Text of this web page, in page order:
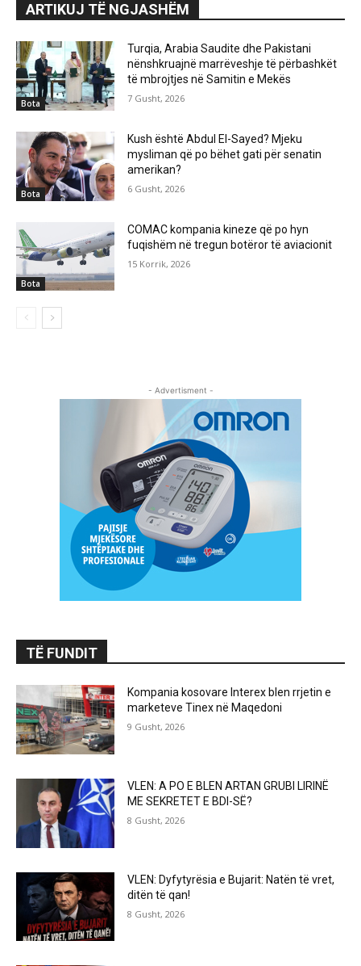
ARTIKUJ TË NGJASHËM
Bota
Turqia, Arabia Saudite dhe Pakistani
nënshkruajnë marrëveshje të përbashkët
të mbrojtjes në Samitin e Mekës
7 Gusht, 2026
Bota
Kush është Abdul El-Sayed? Mjeku
mysliman që po bëhet gati për senatin
amerikan?
6 Gusht, 2026
Bota
COMAC kompania kineze që po hyn
fuqishëm në tregun botëror të aviacionit
15 Korrik, 2026
- Advertisment -
TË FUNDIT
Kompania kosovare Interex blen rrjetin e
marketeve Tinex në Maqedoni
9 Gusht, 2026
VLEN: A PO E BLEN ARTAN GRUBI LIRINË
ME SEKRETET E BDI-SË?
8 Gusht, 2026
VLEN: Dyfytyrësia e Bujarit: Natën të vret,
ditën të qan!
8 Gusht, 2026